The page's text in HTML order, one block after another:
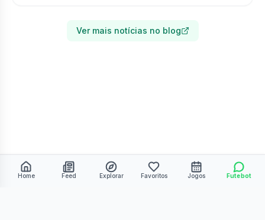
Ver mais notícias no blog
Home Feed Explorar Favoritos Jogos Futebot